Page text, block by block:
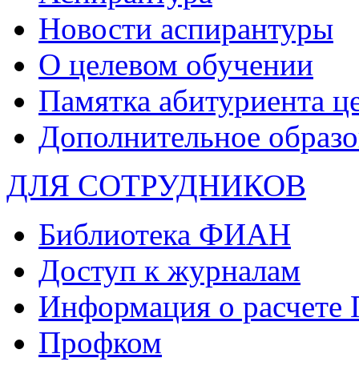
Новости аспирантуры
О целевом обучении
Памятка абитуриента
Дополнительное
ДЛЯ СОТРУДНИКОВ
Библиотека ФИАН
Доступ к журналам
Информация о
Профком